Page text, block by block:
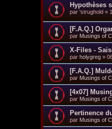
Hypothèses
par 'strughold »
[F.A.Q.]
par Musings of
X-Files -
par holygreg »
[F.A.Q.]
par Musings of
[4x07]
par Musings of
Pertinence
par Musings of